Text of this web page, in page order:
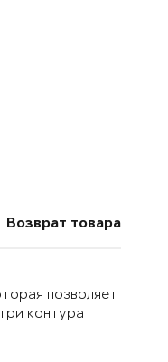
Возврат товара
позволяет
контура